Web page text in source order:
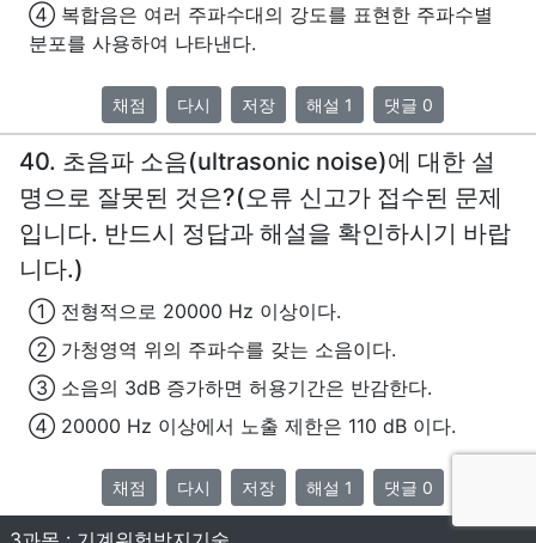
④ 복합음은 여러 주파수대의 강도를 표현한 주파수별
분포를 사용하여 나타낸다.
채점 다시 저장 해설 1 댓글 0
40. 초음파 소음(ultrasonic noise)에 대한 설
명으로 잘못된 것은?(오류 신고가 접수된 문제
입니다. 반드시 정답과 해설을 확인하시기 바랍
니다.)
① 전형적으로 20000 Hz 이상이다.
② 가청영역 위의 주파수를 갖는 소음이다.
③ 소음의 3dB 증가하면 허용기간은 반감한다.
④ 20000 Hz 이상에서 노출 제한은 110 dB 이다.
채점 다시 저장 해설 1 댓글 0